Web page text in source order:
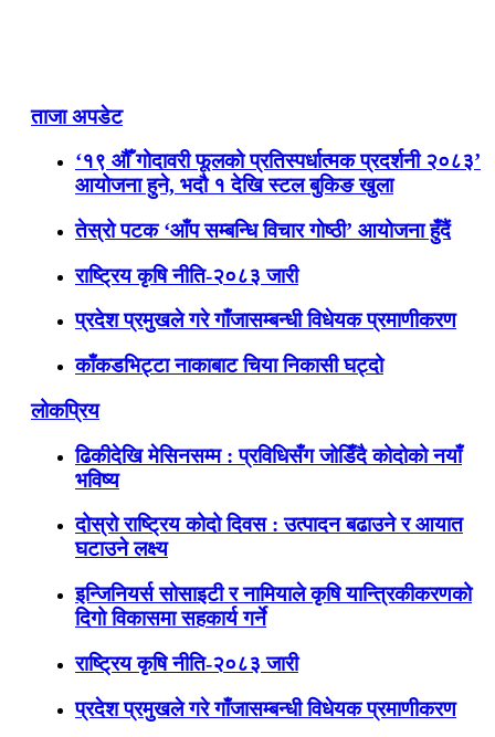
ताजा अपडेट
‘१९ औँ गोदावरी फूलको प्रतिस्पर्धात्मक प्रदर्शनी २०८३’
आयोजना हुने, भदौ १ देखि स्टल बुकिङ खुला
तेस्रो पटक ‘आँप सम्बन्धि विचार गोष्ठी’ आयोजना हुँदैं
राष्ट्रिय कृषि नीति-२०८३ जारी
प्रदेश प्रमुखले गरे गाँजासम्बन्धी विधेयक प्रमाणीकरण
काँकडभिट्टा नाकाबाट चिया निकासी घट्दो
लोकप्रिय
ढिकीदेखि मेसिनसम्म : प्रविधिसँग जोडिँदै कोदोको नयाँ
भविष्य
दोस्रो राष्ट्रिय कोदो दिवस : उत्पादन बढाउने र आयात
घटाउने लक्ष्य
इन्जिनियर्स सोसाइटी र नामियाले कृषि यान्त्रिकीकरणको
दिगो विकासमा सहकार्य गर्ने
राष्ट्रिय कृषि नीति-२०८३ जारी
प्रदेश प्रमुखले गरे गाँजासम्बन्धी विधेयक प्रमाणीकरण